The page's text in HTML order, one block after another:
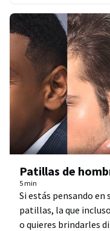
Patillas de
5 min
Si estás pensando en
patillas, la que
o quieres brindarles